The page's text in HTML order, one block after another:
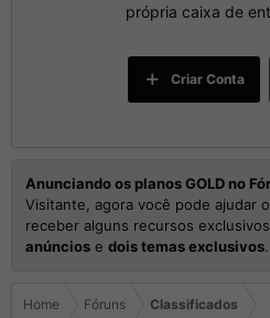
própria caixa de
Criar Conta
Anunciando os planos GOLD no
Visitante, agora você pode ajudar
receber alguns recursos
anúncios e dois temas exclusivos
Home Fóruns Classificados